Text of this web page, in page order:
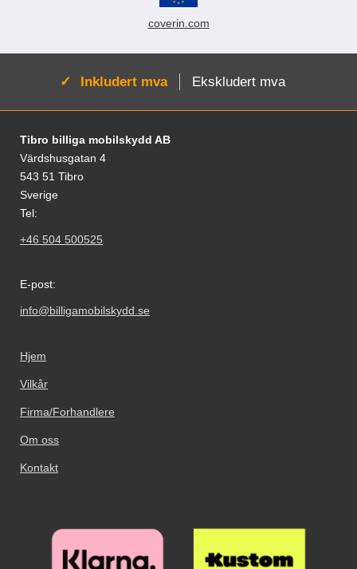
coverin.com
Aktiv:
Inkludert mva Ekskludert mva
Footer-innhold Blandet informasjon og
Tibro billiga mobilskydd AB
Värdshusgatan 4
543 51 Tibro
Sverige
Tel:
+46 504 500525
E-post:
info@billigamobilskydd.se
Hjem
Vilkår
Firma/Forhandlere
Om oss
Kontakt